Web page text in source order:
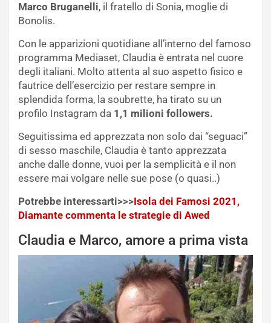
Marco Bruganelli, il fratello di Sonia, moglie di
Bonolis.
Con le apparizioni quotidiane all’interno del famoso
programma Mediaset, Claudia è entrata nel cuore
degli italiani. Molto attenta al suo aspetto fisico e
fautrice dell’esercizio per restare sempre in
splendida forma, la soubrette, ha tirato su un
profilo Instagram da 1,1 milioni followers.
Seguitissima ed apprezzata non solo dai “seguaci”
di sesso maschile, Claudia è tanto apprezzata
anche dalle donne, vuoi per la semplicità e il non
essere mai volgare nelle sue pose (o quasi..)
Potrebbe interessarti>>>Isola dei Famosi 2021,
Diamante commenta le strategie di Awed
Claudia e Marco, amore a prima vista